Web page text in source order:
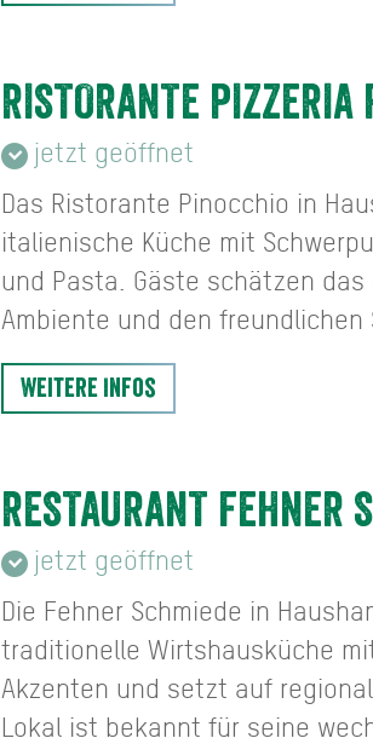
RISTORANTE PIZZERIA
jetzt geöffnet
Das Ristorante Pinocchio in
italienische Küche mit
und Pasta. Gäste schätzen
Ambiente und den freundlichen
Weitere Infos
RESTAURANT FEHNER
jetzt geöffnet
Die Fehner Schmiede in
traditionelle Wirtshausküche
Akzenten und setzt auf
Lokal ist bekannt für seine